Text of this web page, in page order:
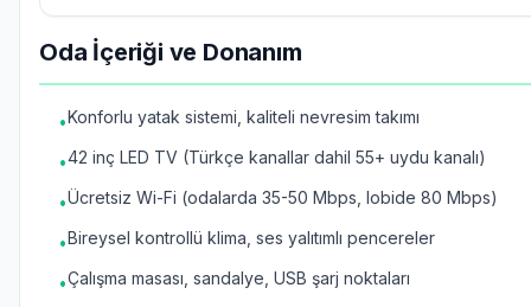
Oda İçeriği ve Donanım
•Konforlu yatak sistemi, kaliteli nevresim takımı
•42 inç LED TV (Türkçe kanallar dahil 55+ uydu kanalı)
•Ücretsiz Wi-Fi (odalarda 35-50 Mbps, lobide 80 Mbps)
•Bireysel kontrollü klima, ses yalıtımlı pencereler
•Çalışma masası, sandalye, USB şarj noktaları